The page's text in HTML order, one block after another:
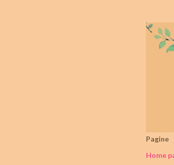
Pagine
Home